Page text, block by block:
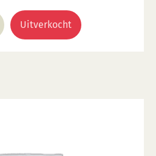
Uitverkocht